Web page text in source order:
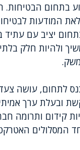
בתחום
המודעות
יציב עם עתיד
ולהיות חלק
לתחום, עושה
ובעלת ערך
קידום ותרומה
המסלולים